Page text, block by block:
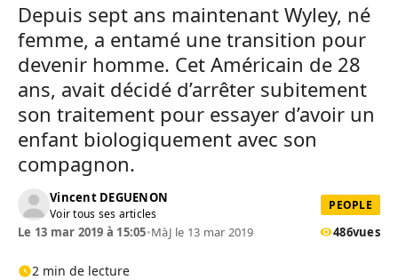
Depuis sept ans maintenant Wyley, né
femme, a entamé une transition pour
devenir homme. Cet Américain de 28
ans, avait décidé d’arrêter subitement
son traitement pour essayer d’avoir un
enfant biologiquement avec son
compagnon.
Vincent DEGUENON
Voir tous ses articles
PEOPLE
Le 13 mar 2019 à 15:05•MàJ le 13 mar 2019 486vues
2 min de lecture